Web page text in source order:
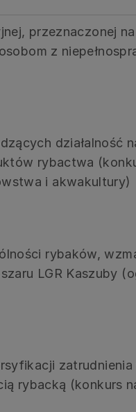
przeznaczonej
z
działalność
rybactwa
i akwakultury)
rybaków,
LGR Kaszuby
rybacką (konkurs